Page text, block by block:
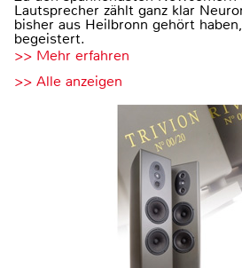
Lautsprecher zählt ganz klar
bisher aus Heilbronn gehört
begeistert.
>> Mehr erfahren
>> Alle anzeigen